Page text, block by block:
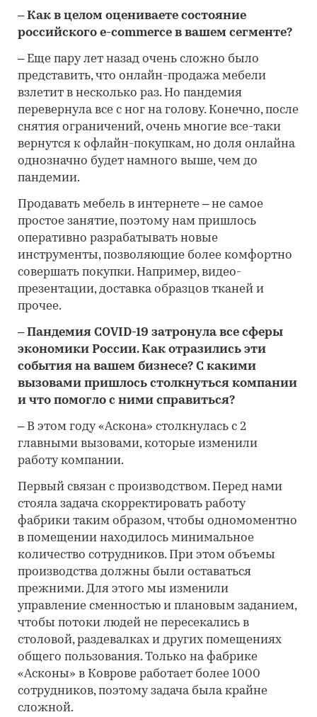
– Как в целом оцениваете состояние
российского e-commerce в вашем сегменте?
– Еще пару лет назад очень сложно было
представить, что онлайн-продажа мебели
взлетит в несколько раз. Но пандемия
перевернула все с ног на голову. Конечно, после
снятия ограничений, очень многие все-таки
вернутся к офлайн-покупкам, но доля онлайна
однозначно будет намного выше, чем до
пандемии.
Продавать мебель в интернете – не самое
простое занятие, поэтому нам пришлось
оперативно разрабатывать новые
инструменты, позволяющие более комфортно
совершать покупки. Например, видео-
презентации, доставка образцов тканей и
прочее.
– Пандемия COVID-19 затронула все сферы
экономики России. Как отразились эти
события на вашем бизнесе? С какими
вызовами пришлось столкнуться компании
и что помогло с ними справиться?
– В этом году «Аскона» столкнулась с 2
главными вызовами, которые изменили
работу компании.
Первый связан с производством. Перед нами
стояла задача скорректировать работу
фабрики таким образом, чтобы одномоментно
в помещении находилось минимальное
количество сотрудников. При этом объемы
производства должны были оставаться
прежними. Для этого мы изменили
управление сменностью и плановым заданием,
чтобы потоки людей не пересекались в
столовой, раздевалках и других помещениях
общего пользования. Только на фабрике
«Асконы» в Коврове работает более 1000
сотрудников, поэтому задача была крайне
сложной.